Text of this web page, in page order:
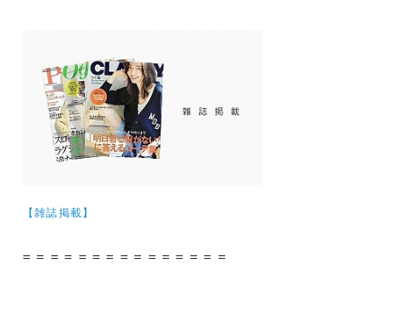
【雑誌掲載】
= = = = = = = = = = = = = = =